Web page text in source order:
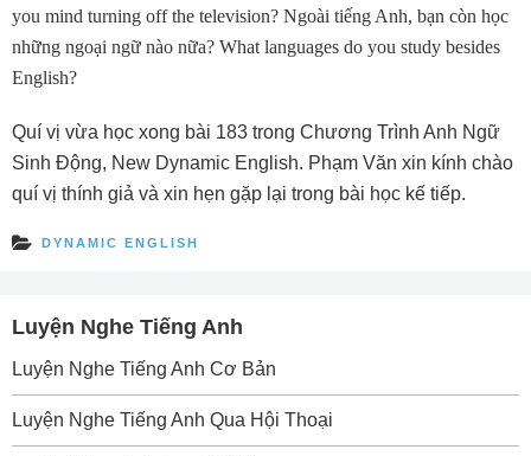
you mind turning off the television? Ngoài tiếng Anh, bạn còn học
những ngoại ngữ nào nữa? What languages do you study besides
English?
Quí vị vừa học xong bài 183 trong Chương Trình Anh Ngữ
Sinh Ðộng, New Dynamic English. Phạm Văn xin kính chào
quí vị thính giả và xin hẹn gặp lại trong bài học kế tiếp.
DYNAMIC ENGLISH
Luyện Nghe Tiếng Anh
Luyện Nghe Tiếng Anh Cơ Bản
Luyện Nghe Tiếng Anh Qua Hội Thoại